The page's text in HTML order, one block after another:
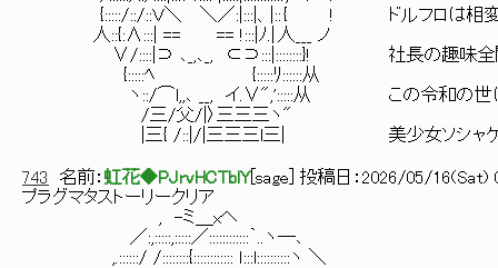
{:::::/::/::Ｖ＼ ＼／:|:::|、|:: { ! ドルフロは相変
人::{:∧:::| == == !:::|ﾉ.| 人___ ノ
∨/::::|⊃ ､_,､_, ⊂⊃:::|::::::::}! 社長の趣味全開の
{:::::ﾍ {:::::ﾘ::::::从
ヽ::/⌒l,,､ __, イ.∨",':::::从 この令和の世に「カブ
/三/父/|〉三三三ヽ"
|三{ /::|/|三三三l三| 美少女ソシャゲとか
743 名前： 虹花◆PJrvHCTblY[ sage ] 投稿日： 2026/05/16(Sat)
プラグマタストーリークリア
, -ミ＿xヘ
／:,:::::,:::::／::::::::::::｀..ヽ―､
,.::::::/ /::::::::{:::::::::::: ｌ:::l::::::::::ヽ ＼